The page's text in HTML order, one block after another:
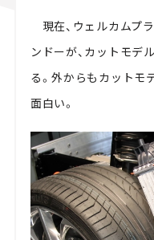
現在、ウェルカムプ
ンドーが、カットモデ
る。外からもカットモ
面白い。